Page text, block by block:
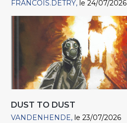
FRANCOIS.DETRY le 24/07/2026
DUST TO DUST
VANDENHENDE le 23/07/2026